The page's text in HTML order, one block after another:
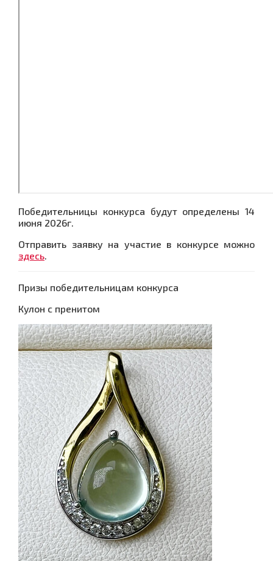
Победительницы конкурса будут определены 14
июня 2026г.
Отправить заявку на участие в конкурсе можно
здесь.
Призы победительницам конкурса
Кулон с пренитом